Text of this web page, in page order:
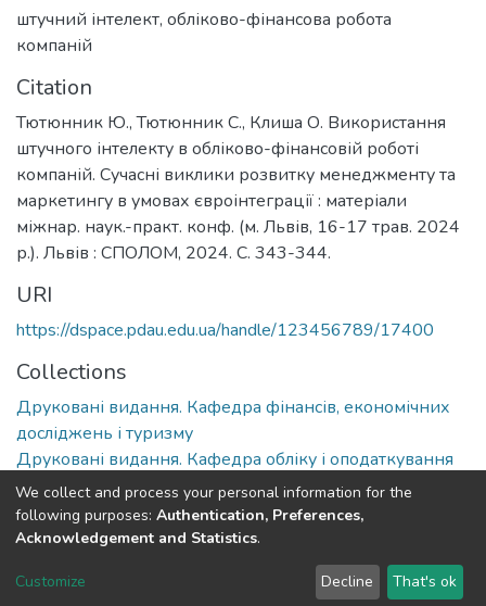
штучний інтелект, обліково-фінансова робота
компаній
Citation
Тютюнник Ю., Тютюнник С., Клиша О. Використання
штучного інтелекту в обліково-фінансовій роботі
компаній. Сучасні виклики розвитку менеджменту та
маркетингу в умовах євроінтеграції : матеріали
міжнар. наук.-практ. конф. (м. Львів, 16-17 трав. 2024
р.). Львів : СПОЛОМ, 2024. С. 343-344.
URI
https://dspace.pdau.edu.ua/handle/123456789/17400
Collections
Друковані видання. Кафедра фінансів, економічних
досліджень і туризму
Друковані видання. Кафедра обліку і оподаткування
Full item page
DSpace software copyright © 2002-2026 LYRASIS
Send Feedback
We collect and process your personal information for the
following purposes: Authentication, Preferences,
Acknowledgement and Statistics.
Customize Decline That's ok